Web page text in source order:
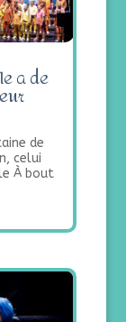
a de
de
celui
À bout